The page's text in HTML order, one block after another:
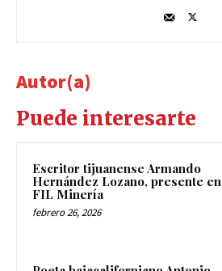
Autor(a)
Puede interesarte
Escritor tijuanense Armando
Hernández Lozano, presente en
FIL Minería
febrero 26, 2026